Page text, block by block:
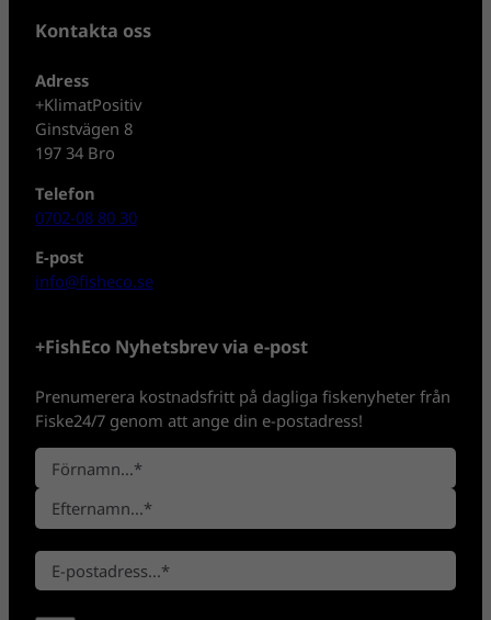
Kontakta oss
Adress
+KlimatPositiv
Ginstvägen 8
197 34 Bro
Telefon
0702-08 80 30
E-post
info@fisheco.se
+FishEco Nyhetsbrev via e-post
Prenumerera kostnadsfritt på dagliga fiskenyheter från
Fiske24/7 genom att ange din e-postadress!
N
a
n
*
F
ö
r
a
t
e
E
-